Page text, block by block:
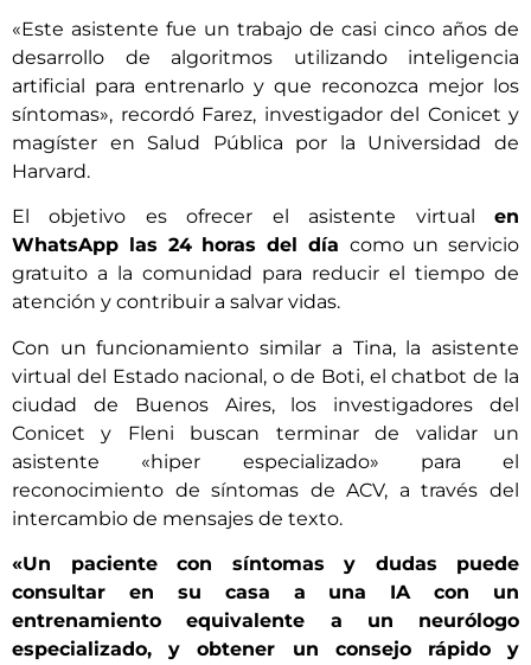
«Este asistente fue un trabajo de casi cinco años de
desarrollo de algoritmos utilizando inteligencia
artificial para entrenarlo y que reconozca mejor los
síntomas», recordó Farez, investigador del Conicet y
magíster en Salud Pública por la Universidad de
Harvard.
El objetivo es ofrecer el asistente virtual en
WhatsApp las 24 horas del día como un servicio
gratuito a la comunidad para reducir el tiempo de
atención y contribuir a salvar vidas.
Con un funcionamiento similar a Tina, la asistente
virtual del Estado nacional, o de Boti, el chatbot de la
ciudad de Buenos Aires, los investigadores del
Conicet y Fleni buscan terminar de validar un
asistente «hiper especializado» para el
reconocimiento de síntomas de ACV, a través del
intercambio de mensajes de texto.
«Un paciente con síntomas y dudas puede
consultar en su casa a una IA con un
entrenamiento equivalente a un neurólogo
especializado, y obtener un consejo rápido y